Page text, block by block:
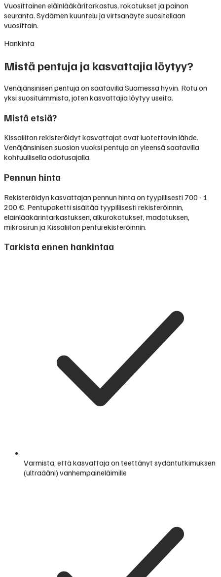
Vuosittainen eläinlääkäritarkastus, rokotukset ja painon
seuranta. Sydämen kuuntelu ja virtsanäyte suositellaan
vuosittain.
Hankinta
Mistä pentuja ja kasvattajia löytyy?
Venäjänsinisen pentuja on saatavilla Suomessa hyvin. Rotu on
yksi suosituimmista, joten kasvattajia löytyy useita.
Mistä etsiä?
Kissaliiton rekisteröidyt kasvattajat ovat luotettavin lähde.
Venäjänsinisen suosion vuoksi pentuja on yleensä saatavilla
kohtuullisella odotusajalla.
Pennun hinta
Rekisteröidyn kasvattajan pennun hinta on tyypillisesti700 - 1
200 €. Pentupaketti sisältää tyypillisesti rekisteröinnin,
eläinlääkärintarkastuksen, alkurokotukset, madotuksen,
mikrosirun ja Kissaliiton penturekisteröinnin.
Tarkista ennen hankintaa
Varmista, että kasvattaja on teettänyt sydäntutkimuksen
(ultraääni) vanhempaineläimille